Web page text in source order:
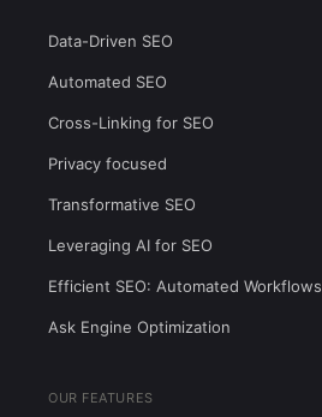
Data-Driven SEO
Automated SEO
Cross-Linking for SEO
Privacy focused
Transformative SEO
Leveraging AI for SEO
Efficient SEO: Automated Workflows
Ask Engine Optimization
OUR FEATURES